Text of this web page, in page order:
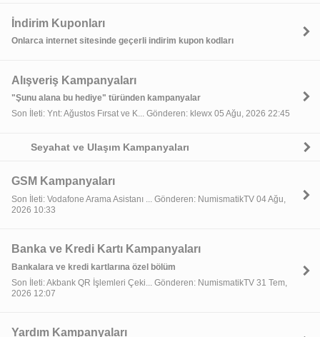
İndirim Kuponları
Onlarca internet sitesinde geçerli indirim kupon kodları
Alışveriş Kampanyaları
"Şunu alana bu hediye" türünden kampanyalar
Son İleti: Ynt: Ağustos Fırsat ve K... Gönderen: klewx 05 Ağu, 2026 22:45
Seyahat ve Ulaşım Kampanyaları
GSM Kampanyaları
Son İleti: Vodafone Arama Asistanı ... Gönderen: NumismatikTV 04 Ağu,
2026 10:33
Banka ve Kredi Kartı Kampanyaları
Bankalara ve kredi kartlarına özel bölüm
Son İleti: Akbank QR İşlemleri Çeki... Gönderen: NumismatikTV 31 Tem,
2026 12:07
Yardım Kampanyaları